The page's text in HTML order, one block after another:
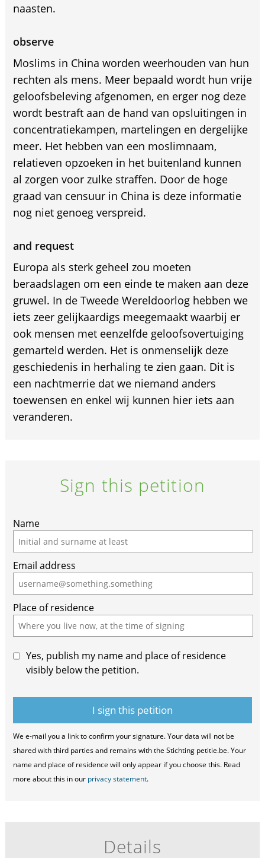
naasten.
observe
Moslims in China worden weerhouden van hun
rechten als mens. Meer bepaald wordt hun vrije
geloofsbeleving afgenomen, en erger nog deze
wordt bestraft aan de hand van opsluitingen in
concentratiekampen, martelingen en dergelijke
meer. Het hebben van een moslimnaam,
relatieven opzoeken in het buitenland kunnen
al zorgen voor zulke straffen. Door de hoge
graad van censuur in China is deze informatie
nog niet genoeg verspreid.
and request
Europa als sterk geheel zou moeten
beraadslagen om een einde te maken aan deze
gruwel. In de Tweede Wereldoorlog hebben we
iets zeer gelijkaardigs meegemaakt waarbij er
ook mensen met eenzelfde geloofsovertuiging
gemarteld werden. Het is onmenselijk deze
geschiedenis in herhaling te zien gaan. Dit is
een nachtmerrie dat we niemand anders
toewensen en enkel wij kunnen hier iets aan
veranderen.
Sign this petition
If
you
are
a
human,
ignore
this
field
Name
Email address
Place of residence
Yes, publish my name and place of residence
visibly below the petition.
We e-mail you a link to confirm your signature. Your data will not be
shared with third parties and remains with the Stichting petitie.be. Your
name and place of residence will only appear if you choose this. Read
more about this in our privacy statement.
Details